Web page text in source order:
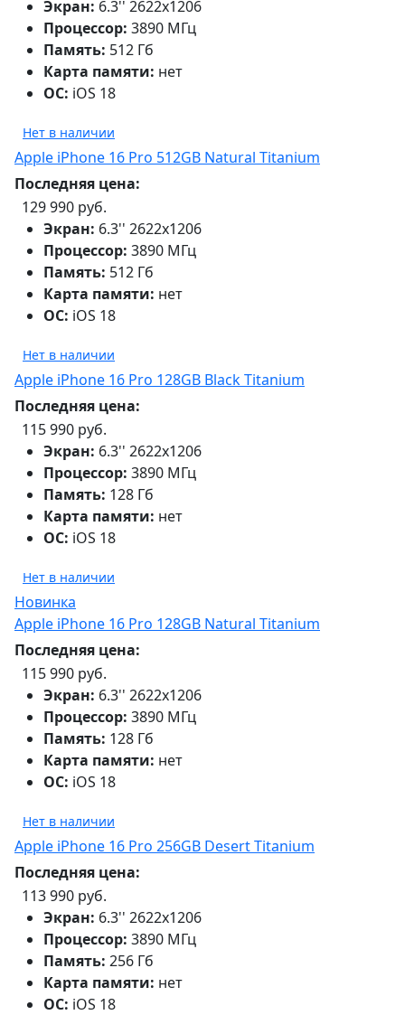
Экран: 6.3'' 2622x1206
Процессор: 3890 МГц
Память: 512 Гб
Карта памяти: нет
ОС: iOS 18
Нет в наличии
Apple iPhone 16 Pro 512GB Natural Titanium
Последняя цена:
129 990 руб.
Экран: 6.3'' 2622x1206
Процессор: 3890 МГц
Память: 512 Гб
Карта памяти: нет
ОС: iOS 18
Нет в наличии
Apple iPhone 16 Pro 128GB Black Titanium
Последняя цена:
115 990 руб.
Экран: 6.3'' 2622x1206
Процессор: 3890 МГц
Память: 128 Гб
Карта памяти: нет
ОС: iOS 18
Нет в наличии
Новинка
Apple iPhone 16 Pro 128GB Natural Titanium
Последняя цена:
115 990 руб.
Экран: 6.3'' 2622x1206
Процессор: 3890 МГц
Память: 128 Гб
Карта памяти: нет
ОС: iOS 18
Нет в наличии
Apple iPhone 16 Pro 256GB Desert Titanium
Последняя цена:
113 990 руб.
Экран: 6.3'' 2622x1206
Процессор: 3890 МГц
Память: 256 Гб
Карта памяти: нет
ОС: iOS 18